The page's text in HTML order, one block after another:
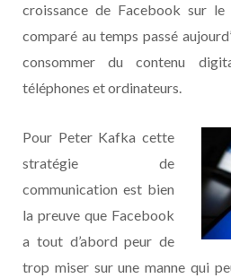
croissance de Facebook sur
comparé au temps passé
consommer du contenu
téléphones et ordinateurs.
Pour Peter Kafka cette
stratégie de
communication est bien
la preuve que Facebook
a tout d’abord peur de
trop miser sur une manne qui